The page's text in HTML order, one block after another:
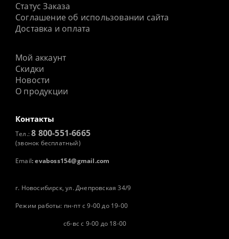
Статус Заказа
Соглашение об использовании сайта
Доставка и оплата
Мой аккаунт
Скидки
Новости
О продукции
Контакты
Тел.:8 800-551-6665
(звонок бесплатный)
Email: evaboss154@gmail.com
г. Новосибирск, ул. Днепровская 34/9
Режим работы: пн-пт с 9-00 до 19-00
сб-вс с 9-00 до 18-00